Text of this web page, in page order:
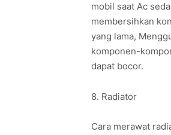
mobil saat Ac
membersihkan
yang lama,
komponen-
dapat bocor.
8. Radiator
Cara merawat